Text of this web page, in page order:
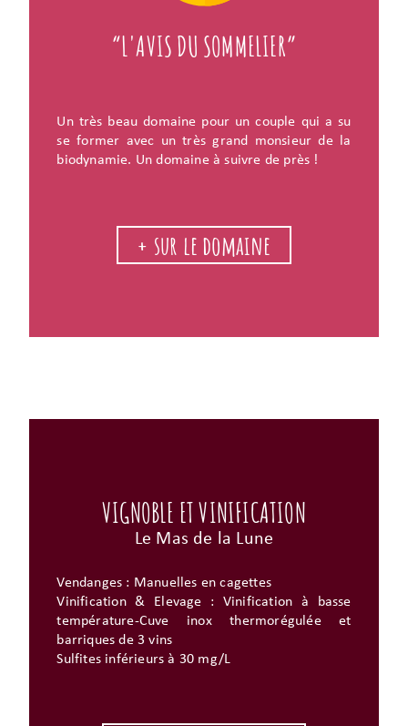
“L'AVIS DU SOMMELIER”
Un très beau domaine pour un couple qui a su
se former avec un très grand monsieur de la
biodynamie. Un domaine à suivre de près !
+ sur le domaine
VIGNOBLE ET VINIFICATION
Le Mas de la Lune
Vendanges : Manuelles en cagettes
Vinification & Elevage : Vinification à basse
température-Cuve inox thermorégulée et
barriques de 3 vins
Sulfites inférieurs à 30 mg/L